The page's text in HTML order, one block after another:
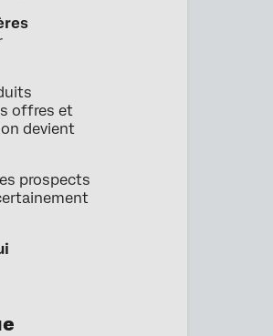
offres et
devient
prospects